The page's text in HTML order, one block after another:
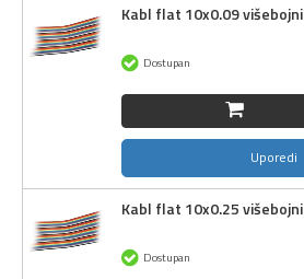
Kabl flat 10x0.09 višebojni
Dostupan
Uporedi
Kabl flat 10x0.25 višebojni
Dostupan